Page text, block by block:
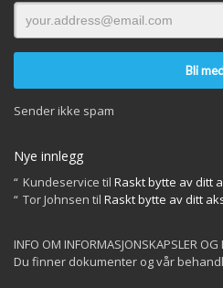
Sender ikke spam
Nye innlegg
Kundeservice til Raskt bytte av ditt
Tor Johnsen til Raskt bytte av ditt
INFO OM INFORMASJONSKAPSLER OG
Du finner dokumenter og vår